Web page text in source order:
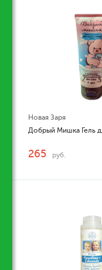
Новая Заря
265 руб.